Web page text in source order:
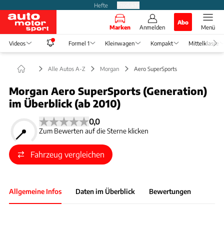
Hefte
Marken Anmelden
Abo
Menü
Videos Formel 1 Kleinwagen Kompakt Mittelklasse
Alle Autos A-Z Morgan Aero SuperSports
Morgan Aero SuperSports (Generation)
im Überblick (ab 2010)
0,0
Zum Bewerten auf die Sterne klicken
Fahrzeug vergleichen
Allgemeine Infos Daten im Überblick Bewertungen